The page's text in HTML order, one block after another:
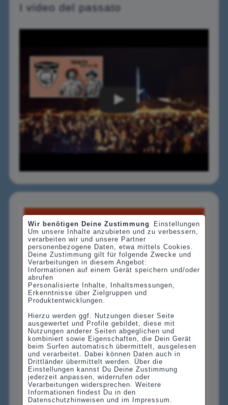
Wir benötigen Deine Zustimmung
Einstellungen
Um unsere Inhalte anzubieten und zu verbessern,
verarbeiten wir und unsere Partner
personenbezogene Daten, etwa mittels Cookies.
Deine Zustimmung gilt für folgende Zwecke und
Verarbeitungen in diesem Angebot:
Informationen auf einem Gerät speichern und/oder
abrufen
Personalisierte Inhalte, Inhaltsmessungen,
Erkenntnisse über Zielgruppen und
Produktentwicklungen.
Hierzu werden ggf. Nutzungen dieser Seite
ausgewertet und Profile gebildet, diese mit
Nutzungen anderer Seiten abgeglichen und
kombiniert sowie Eigenschaften, die Dein Gerät
beim Surfen automatisch übermittelt, ausgelesen
und verarbeitet. Dabei können Daten auch in
Drittländer übermittelt werden. Über die
Einstellungen kannst Du Deine Zustimmung
jederzeit anpassen, widerrufen oder
Verarbeitungen widersprechen. Weitere
Informationen findest Du in den
Datenschutzhinweisen und im Impressum.
I video del passato